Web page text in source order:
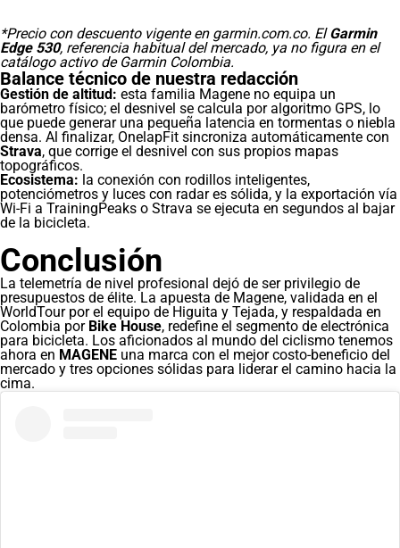
*Precio con descuento vigente en garmin.com.co. ElGarmin
Edge 530, referencia habitual del mercado, ya no figura en el
catálogo activo de Garmin Colombia.
Balance técnico de nuestra redacción
Gestión de altitud: esta familia Magene no equipa un
barómetro físico; el desnivel se calcula por algoritmo GPS, lo
que puede generar una pequeña latencia en tormentas o niebla
densa. Al finalizar, OnelapFit sincroniza automáticamente con
Strava, que corrige el desnivel con sus propios mapas
topográficos.
Ecosistema: la conexión con rodillos inteligentes,
potenciómetros y luces con radar es sólida, y la exportación vía
Wi-Fi a TrainingPeaks o Strava se ejecuta en segundos al bajar
de la bicicleta.
Conclusión
La telemetría de nivel profesional dejó de ser privilegio de
presupuestos de élite. La apuesta de Magene, validada en el
WorldTour por el equipo de Higuita y Tejada, y respaldada en
Colombia por Bike House, redefine el segmento de electrónica
para bicicleta. Los aficionados al mundo del ciclismo tenemos
ahora en MAGENE una marca con el mejor costo-beneficio del
mercado y tres opciones sólidas para liderar el camino hacia la
cima.